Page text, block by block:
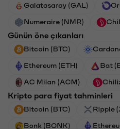
Galatasaray (GAL)
Numeraire (NMR)
Günün öne çıkanları
Bitcoin (BTC)
Ethereum (ETH) Bat
AC Milan (ACM)
Kripto para fiyat tahminleri
Bitcoin (BTC) Ripple
Bonk (BONK)